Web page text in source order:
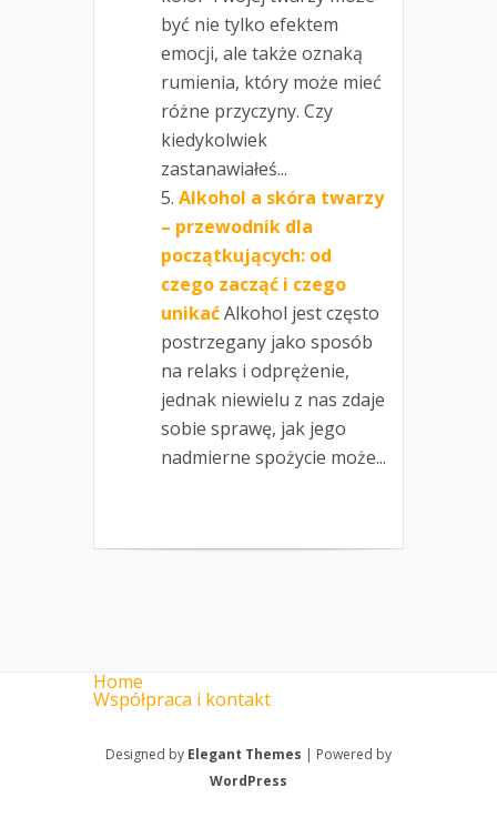
być nie tylko efektem
emocji, ale także oznaką
rumienia, który może mieć
różne przyczyny. Czy
kiedykolwiek
zastanawiałeś...
Alkohol a skóra twarzy
– przewodnik dla
początkujących: od
czego zacząć i czego
unikaćAlkohol jest często
postrzegany jako sposób
na relaks i odprężenie,
jednak niewielu z nas zdaje
sobie sprawę, jak jego
nadmierne spożycie może...
Home
Współpraca i kontakt
Designed by Elegant Themes | Powered by
WordPress